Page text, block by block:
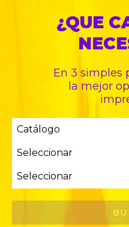
¿QUE
En 3 simples
la mejor